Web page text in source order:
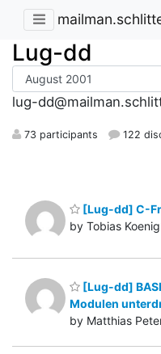
Lug-dd
lug-
73 participants 122
[Lug-dd] C-
by Tobias Koenig
[Lug-dd]
Modulen
by Matthias